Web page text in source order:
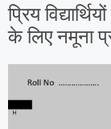
प्रिय
के लिए नमूना